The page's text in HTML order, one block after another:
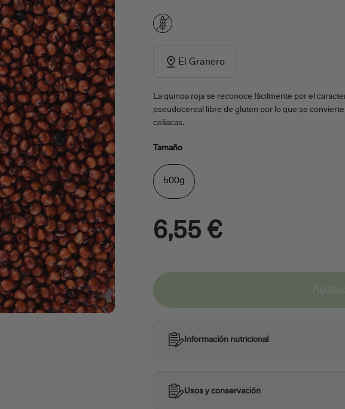
El Granero
La quinoa roja se reconoce fácilmente por el
pseudocereal libre de gluten por lo que se
celiacas.
Tamaño
500g
6,55 €
Información nutricional
Usos y conservación